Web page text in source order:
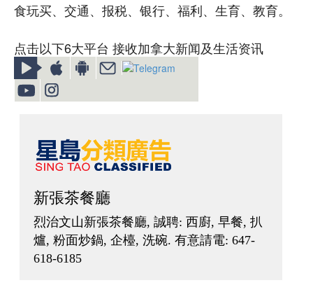
食玩买、交通、报税、银行、福利、生育、教育。
点击以下6大平台 接收加拿大新闻及生活资讯